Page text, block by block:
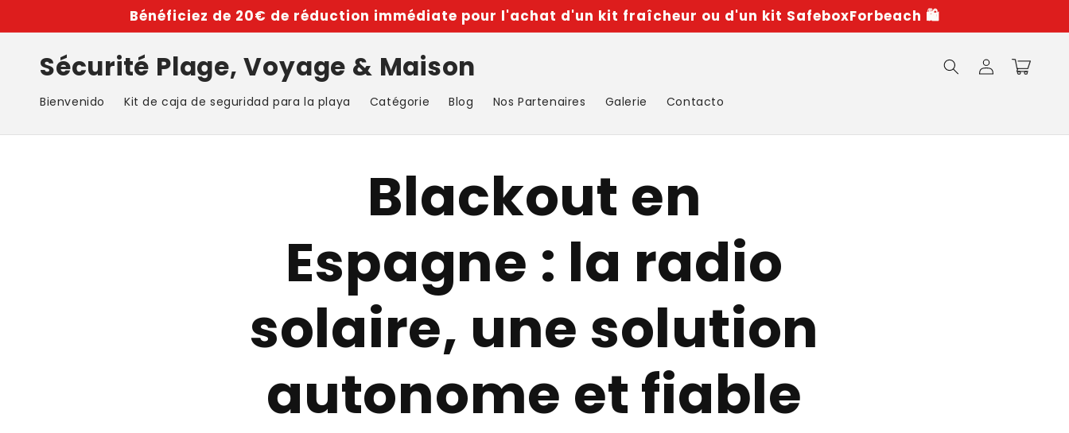
contenido
Bénéficiez de 20€ de réduction immédiate pour l'achat d'un kit fraîcheur ou d'un kit SafeboxForbeach 🛍️
Sécurité Plage, Voyage & Maison
Bienvenido Kit de caja de seguridad para la playa Catégorie Blog Nos Partenaires Galerie Contacto
Iniciar
sesión
Carrito
Blackout en
Espagne : la radio
solaire, une solution
autonome et fiable